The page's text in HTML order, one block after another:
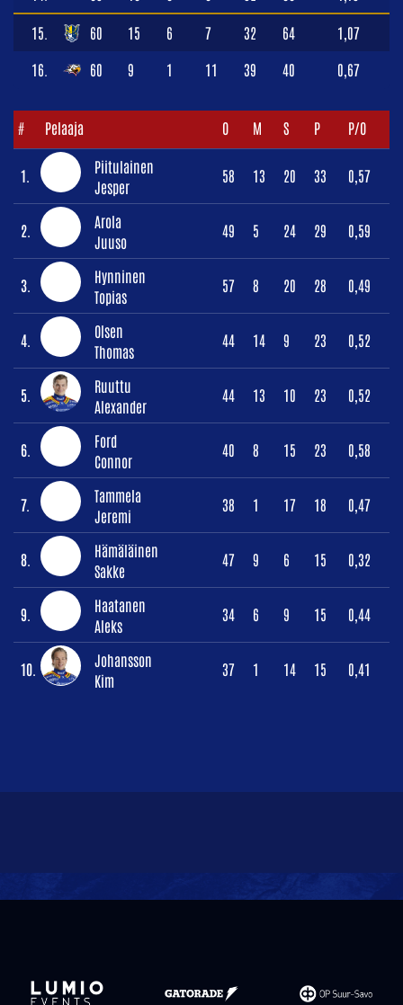
15. 60 15 6 7 32 64 1,07
16. 60 9 1 11 39 40 0,67
# Pelaaja O M S P P/O
1.
Piitulainen
Jesper
58 13 20 33 0,57
2.
Arola
Juuso
49 5 24 29 0,59
3.
Hynninen
Topias
57 8 20 28 0,49
4.
Olsen
Thomas
44 14 9 23 0,52
5.
Ruuttu
Alexander
44 13 10 23 0,52
6.
Ford
Connor
40 8 15 23 0,58
7.
Tammela
Jeremi
38 1 17 18 0,47
8.
Hämäläinen
Sakke
47 9 6 15 0,32
9.
Haatanen
Aleks
34 6 9 15 0,44
10.
Johansson
Kim
37 1 14 15 0,41